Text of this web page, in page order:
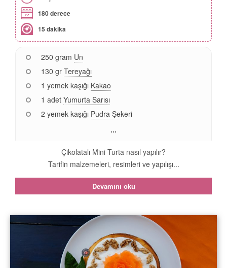
180 derece
15 dakika
250 gram Un
130 gr Tereyağı
1 yemek kaşığı Kakao
1 adet Yumurta Sarısı
2 yemek kaşığı Pudra Şekeri
...
Çikolatalı Mini Turta nasıl yapılır?
Tarifin malzemeleri, resimleri ve yapılışı...
Devamını oku